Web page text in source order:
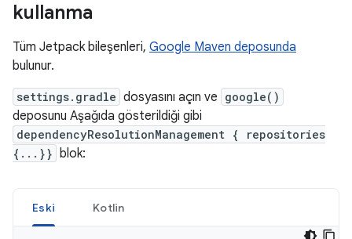
kullanma
Tüm Jetpack bileşenleri, Google Maven deposunda
bulunur.
settings.gradle dosyasını açın ve google()
deposunu Aşağıda gösterildiği gibi
dependencyResolutionManagement { repositories
{...}} blok:
Eski Kotlin